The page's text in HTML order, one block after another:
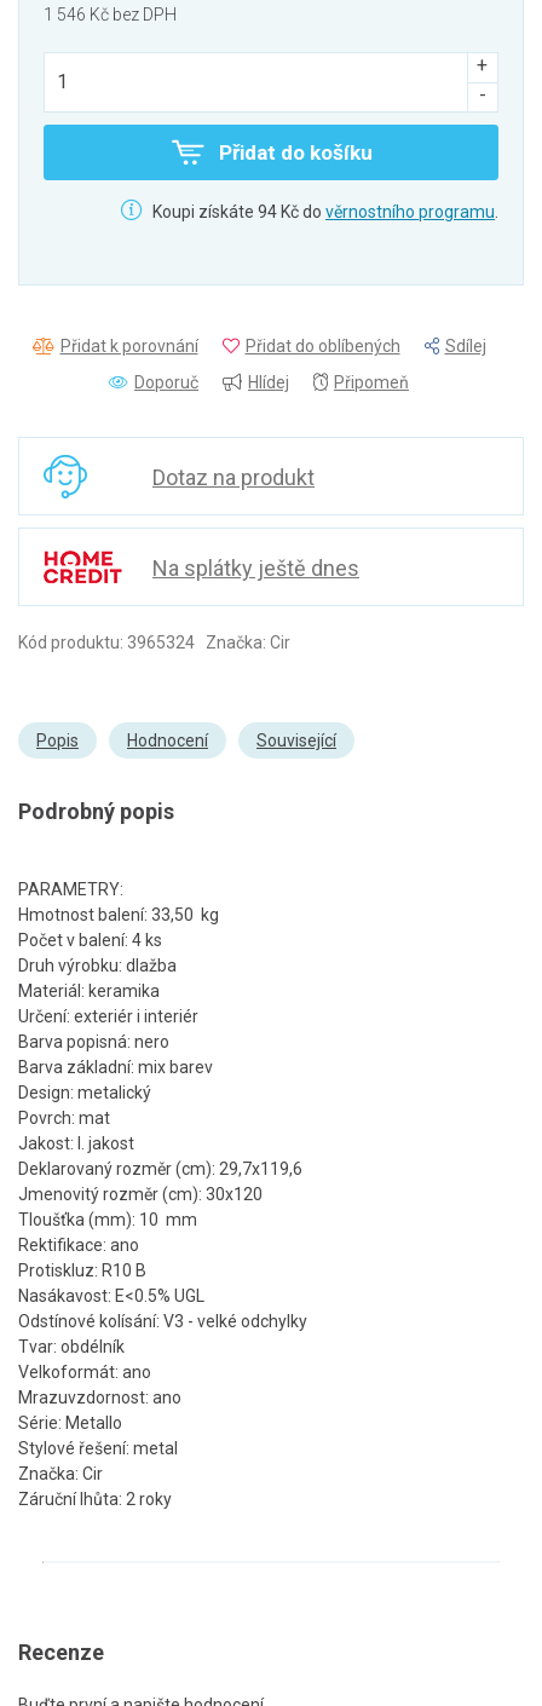
1 546 Kč bez DPH
Přidat do košíku
Koupi získáte 94 Kč do věrnostního programu.
Přidat k porovnání Přidat do oblíbených
Sdílej
Doporuč
Hlídej Připomeň
Dotaz na produkt
Na splátky ještě dnes
Kód produktu: 3965324 Značka: Cir
Popis Hodnocení Související
Podrobný popis
PARAMETRY:
Hmotnost balení: 33,50 kg
Počet v balení: 4 ks
Druh výrobku: dlažba
Materiál: keramika
Určení: exteriér i interiér
Barva popisná: nero
Barva základní: mix barev
Design: metalický
Povrch: mat
Jakost: I. jakost
Deklarovaný rozměr (cm): 29,7x119,6
Jmenovitý rozměr (cm): 30x120
Tloušťka (mm): 10 mm
Rektifikace: ano
Protiskluz: R10 B
Nasákavost: E<0.5% UGL
Odstínové kolísání: V3 - velké odchylky
Tvar: obdélník
Velkoformát: ano
Mrazuvzdornost: ano
Série: Metallo
Stylové řešení: metal
Značka: Cir
Záruční lhůta: 2 roky
Recenze